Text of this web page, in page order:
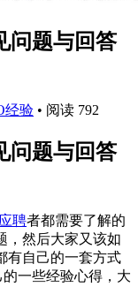
问题与回答
经验 • 阅读 792
问题与回答
聘者都需要了解的
，然后大家又该如
有自己的一套方式
一些经验心得，大